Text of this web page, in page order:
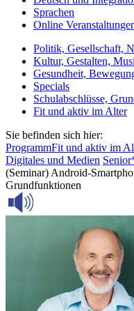
Sprachen
Online
Politik, Gesellschaft,
Kultur, Gestalten,
Gesundheit,
Specials
Schulabschlüsse,
Fit und aktiv im Alter
Sie befinden sich hier:
ProgrammFit und aktiv im
Digitales und Medien
(Seminar) Android-
Grundfunktionen